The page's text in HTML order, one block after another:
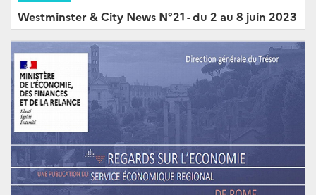
Westminster & City News N°21 - du 2 au 8 juin 2023